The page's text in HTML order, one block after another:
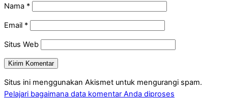
Nama *
Email *
Situs Web
Situs ini menggunakan Akismet untuk mengurangi spam.
Pelajari bagaimana data komentar Anda diproses